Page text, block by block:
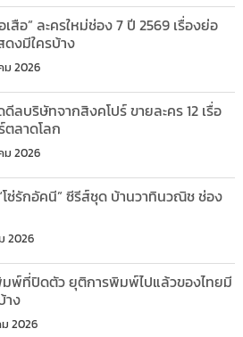
สือ” ละครใหม่ช่อง 7 ปี 2569 เรื่องย่อ
งมีใครบ้าง
ม 2026
ลบริษัทจากสิงคโปร์ ขายละคร 12 เรื่อ
ลาดโลก
ม 2026
โซ่รักอัคนี” ซีรีส์ชุด บ้านวาทินวณิช ช่อง
2026
พ์ที่ปิดตัว ยุติการพิมพ์ไปแล้วของไทยมี
าง
2026